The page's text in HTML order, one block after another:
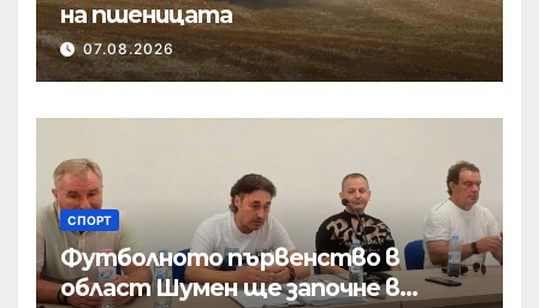
на пшеницата
07.08.2026
СПОРТ
Футболното първенство в
област Шумен ще започне в